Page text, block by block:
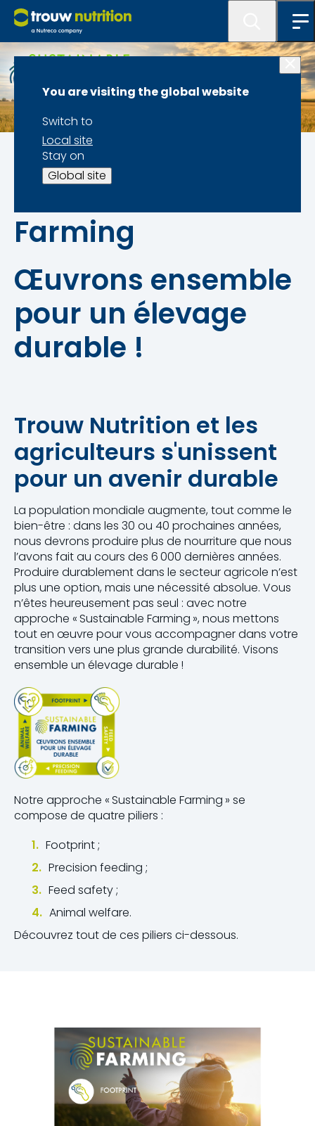
You are visiting the global website
Switch to
Local site
Stay on
Global site
Home
Farming
Œuvrons ensemble
pour un élevage
durable !
Trouw Nutrition et les
agriculteurs s'unissent
pour un avenir durable
La population mondiale augmente, tout comme le
bien-être : dans les 30 ou 40 prochaines années,
nous devrons produire plus de nourriture que nous
l’avons fait au cours des 6 000 dernières années.
Produire durablement dans le secteur agricole n’est
plus une option, mais une nécessité absolue. Vous
n’êtes heureusement pas seul : avec notre
approche « Sustainable Farming », nous mettons
tout en œuvre pour vous accompagner dans votre
transition vers une plus grande durabilité. Visons
ensemble un élevage durable !
Notre approche « Sustainable Farming » se
compose de quatre piliers :
Footprint ;
Precision feeding ;
Feed safety ;
Animal welfare.
Découvrez tout de ces piliers ci-dessous.